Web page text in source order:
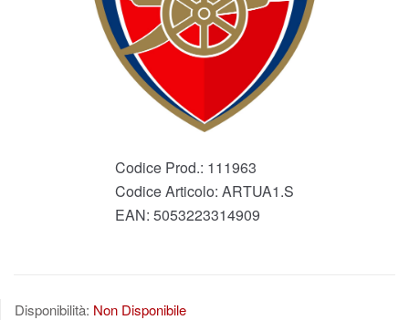
Codice Prod.: 111963
Codice Articolo: ARTUA1.S
EAN: 5053223314909
Disponibilità: Non Disponibile